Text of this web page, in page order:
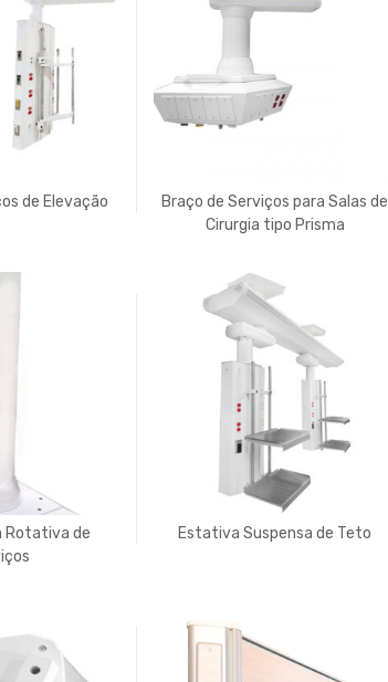
de Elevação
Braço de Serviços para Salas de
Cirurgia tipo Prisma
Rotativa de
Estativa Suspensa de Teto